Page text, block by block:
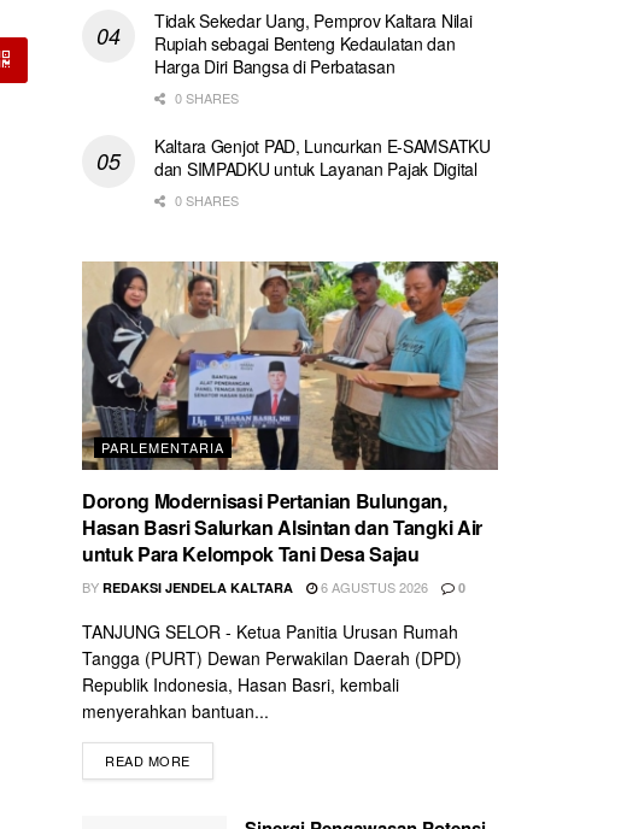
Tidak Sekedar Uang, Pemprov Kaltara Nilai
Rupiah sebagai Benteng Kedaulatan dan
Harga Diri Bangsa di Perbatasan
0 SHARES
Kaltara Genjot PAD, Luncurkan E-SAMSATKU
dan SIMPADKU untuk Layanan Pajak Digital
0 SHARES
PARLEMENTARIA
Dorong Modernisasi Pertanian Bulungan,
Hasan Basri Salurkan Alsintan dan Tangki Air
untuk Para Kelompok Tani Desa Sajau
BY REDAKSI JENDELA KALTARA 6 AGUSTUS 2026 0
TANJUNG SELOR - Ketua Panitia Urusan Rumah
Tangga (PURT) Dewan Perwakilan Daerah (DPD)
Republik Indonesia, Hasan Basri, kembali
menyerahkan bantuan...
READ MORE